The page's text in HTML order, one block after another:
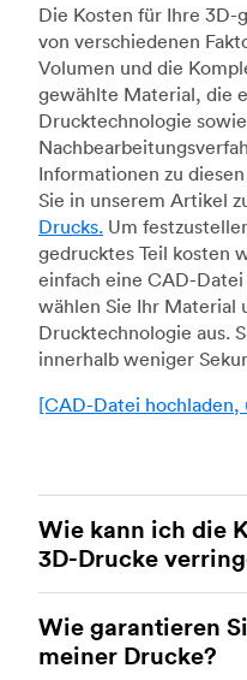
Die Kosten für Ihre 3D-
von verschiedenen
Volumen und die
gewählte Material, die
Drucktechnologie
Informationen zu
Sie in unserem Artikel
Drucks. Um
gedrucktes Teil kosten
einfach eine CAD-
wählen Sie Ihr Material
Drucktechnologie aus.
innerhalb weniger
[CAD-Datei hochladen,
Wie kann ich die
3D-Drucke
müssen Sie den
die Kosten verstehen.
Wie garantieren
meiner Drucke?